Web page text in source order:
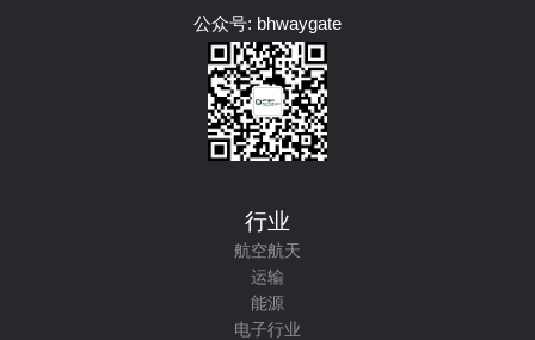
公众号: bhwaygate
行业
航空航天
运输
能源
电子行业